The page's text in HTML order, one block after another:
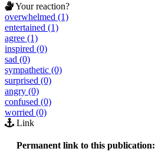
Your reaction?
overwhelmed (1)
entertained (1)
agree (1)
inspired (0)
sad (0)
sympathetic (0)
surprised (0)
angry (0)
confused (0)
worried (0)
Link
Permanent link to this publication: